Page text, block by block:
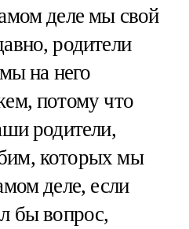
деле мы свой
родители
на него
потому что
родители,
которых мы
деле, если
бы вопрос,